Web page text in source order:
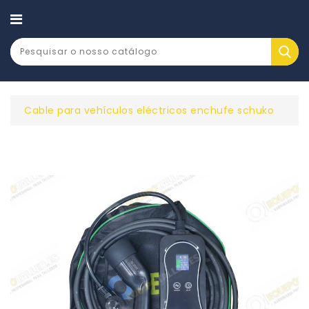
CATEGORY
Cable para vehículos eléctricos enchufe schuko